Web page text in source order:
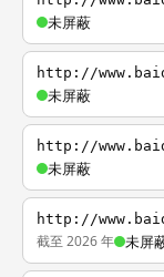
未屏蔽
http://
未屏蔽
http://
未屏蔽
http://
截至 2026 年 未屏